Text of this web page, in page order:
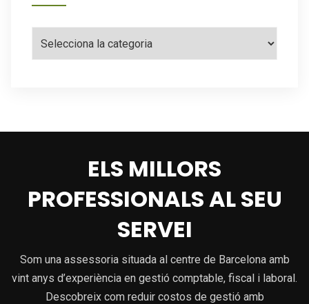
ELS MILLORS
PROFESSIONALS AL SEU
SERVEI
Som una assessoria situada al centre de Barcelona amb
vint anys d’experiència en gestió comptable, fiscal i laboral.
Descobreix com reduir costos de gestió amb